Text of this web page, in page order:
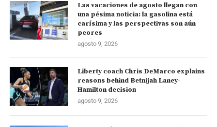
Las vacaciones de agosto llegan con
una pésima noticia: la gasolina está
carísima y las perspectivas son aún
peores
agosto 9, 2026
Liberty coach Chris DeMarco explains
reasons behind Betnijah Laney-
Hamilton decision
agosto 9, 2026